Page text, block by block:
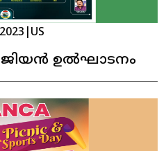
US
ഉൽഘാടനം